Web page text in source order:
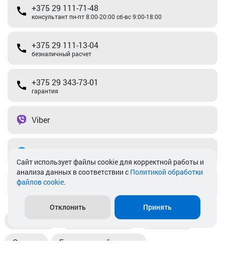
+375 29 111-71-48
консультант пн-пт 8:00-20:00 сб-вс 9:00-18:00
+375 29 111-13-04
безналичный расчет
+375 29 343-73-01
гарантия
Viber
info@akkamulik.by
Пункты выдачи Магазины
Оплата Безналичный расчет
Cайт использует файлы cookie для корректной работы и
анализа данных в соответствии с Политикой обработки
файлов cookie.
Отклонить Принять